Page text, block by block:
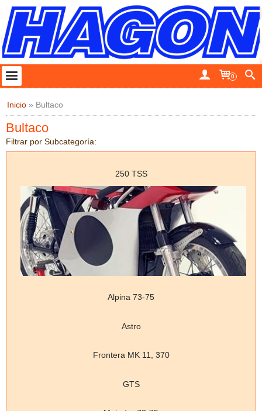
0
Inicio » Bultaco
Bultaco
Filtrar por Subcategoría:
250 TSS
Alpina 73-75
Astro
Frontera MK 11, 370
GTS